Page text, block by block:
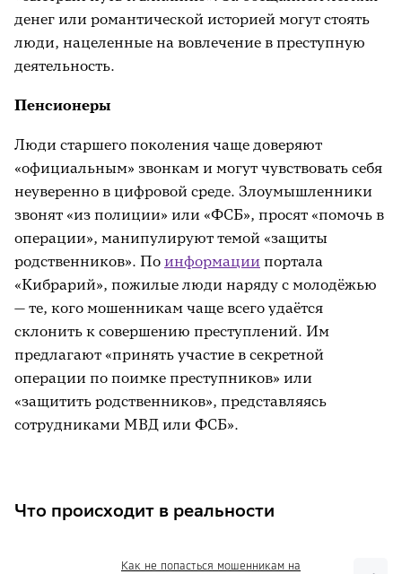
денег или романтической историей могут стоять
люди, нацеленные на вовлечение в преступную
деятельность.
Пенсионеры
Люди старшего поколения чаще доверяют
«официальным» звонкам и могут чувствовать себя
неуверенно в цифровой среде. Злоумышленники
звонят «из полиции» или «ФСБ», просят «помочь в
операции», манипулируют темой «защиты
родственников». По информации портала
«Кибрарий», пожилые люди наряду с молодёжью
— те, кого мошенникам чаще всего удаётся
склонить к совершению преступлений. Им
предлагают «принять участие в секретной
операции по поимке преступников» или
«защитить родственников», представляясь
сотрудниками МВД или ФСБ».
Что происходит в реальности
Как не попасться мошенникам на